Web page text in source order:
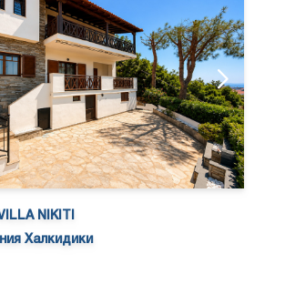
NIKITI
Халкидики